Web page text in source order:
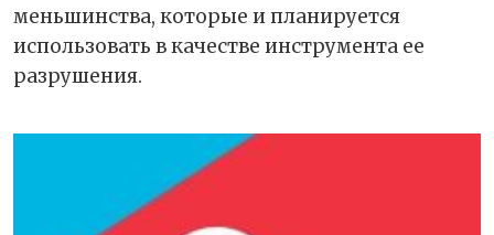
меньшинства, которые и планируется
использовать в качестве инструмента ее
разрушения.